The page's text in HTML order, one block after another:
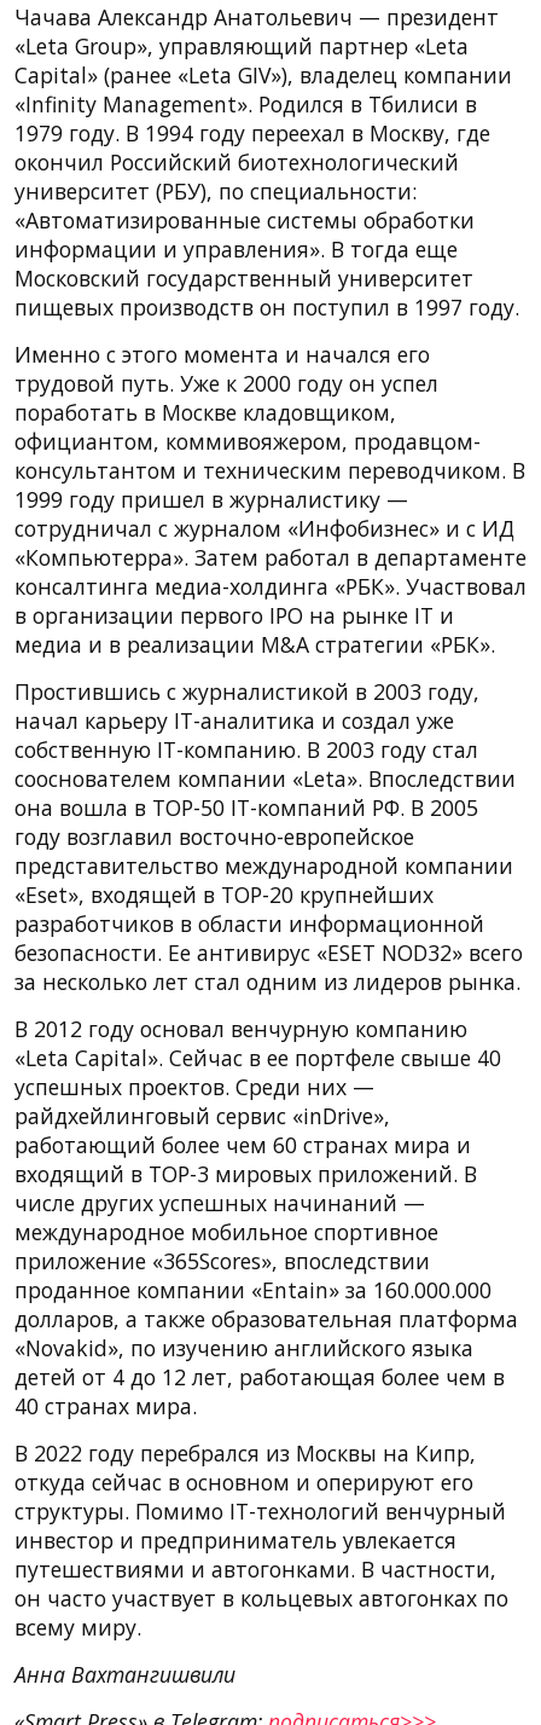
Чачава Александр Анатольевич — президент
«Leta Group», управляющий партнер «Leta
Capital» (ранее «Leta GIV»), владелец компании
«Infinity Management». Родился в Тбилиси в
1979 году. В 1994 году переехал в Москву, где
окончил Российский биотехнологический
университет (РБУ), по специальности:
«Автоматизированные системы обработки
информации и управления». В тогда еще
Московский государственный университет
пищевых производств он поступил в 1997 году.
Именно с этого момента и начался его
трудовой путь. Уже к 2000 году он успел
поработать в Москве кладовщиком,
официантом, коммивояжером, продавцом-
консультантом и техническим переводчиком. В
1999 году пришел в журналистику —
сотрудничал с журналом «Инфобизнес» и с ИД
«Компьютерра». Затем работал в департаменте
консалтинга медиа-холдинга «РБК». Участвовал
в организации первого IPO на рынке IT и
медиа и в реализации M&A стратегии «РБК».
Простившись с журналистикой в 2003 году,
начал карьеру IT-аналитика и создал уже
собственную IТ-компанию. В 2003 году стал
сооснователем компании «Leta». Впоследствии
она вошла в TOP-50 IT-компаний РФ. В 2005
году возглавил восточно-европейское
представительство международной компании
«Eset», входящей в TOP-20 крупнейших
разработчиков в области информационной
безопасности. Ее антивирус «ESET NOD32» всего
за несколько лет стал одним из лидеров рынка.
В 2012 году основал венчурную компанию
«Leta Capital». Сейчас в ее портфеле свыше 40
успешных проектов. Среди них —
райдхейлинговый сервис «inDrive»,
работающий более чем 60 странах мира и
входящий в TOP-3 мировых приложений. В
числе других успешных начинаний —
международное мобильное спортивное
приложение «365Scores», впоследствии
проданное компании «Entain» за 160.000.000
долларов, а также образовательная платформа
«Novakid», по изучению английского языка
детей от 4 до 12 лет, работающая более чем в
40 странах мира.
В 2022 году перебрался из Москвы на Кипр,
откуда сейчас в основном и оперируют его
структуры. Помимо IT-технологий венчурный
инвестор и предприниматель увлекается
путешествиями и автогонками. В частности,
он часто участвует в кольцевых автогонках по
всему миру.
Анна Вахтангишвили